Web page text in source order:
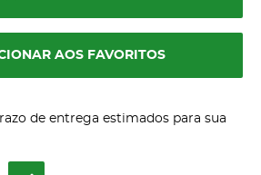
AOS FAVORITOS
de entrega estimados para sua